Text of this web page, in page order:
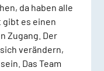
da haben alle
gibt es einen
Zugang. Der
verändern,
Das Team